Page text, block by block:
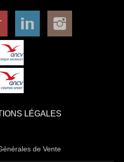
LÉGALES
de Vente